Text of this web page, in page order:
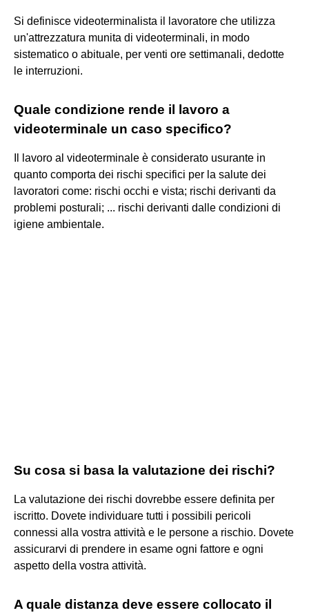
Si definisce videoterminalista il lavoratore che utilizza
un'attrezzatura munita di videoterminali, in modo
sistematico o abituale, per venti ore settimanali, dedotte
le interruzioni.
Quale condizione rende il lavoro a
videoterminale un caso specifico?
Il lavoro al videoterminale è considerato usurante in
quanto comporta dei rischi specifici per la salute dei
lavoratori come: rischi occhi e vista; rischi derivanti da
problemi posturali; ... rischi derivanti dalle condizioni di
igiene ambientale.
Su cosa si basa la valutazione dei rischi?
La valutazione dei rischi dovrebbe essere definita per
iscritto. Dovete individuare tutti i possibili pericoli
connessi alla vostra attività e le persone a rischio. Dovete
assicurarvi di prendere in esame ogni fattore e ogni
aspetto della vostra attività.
A quale distanza deve essere collocato il